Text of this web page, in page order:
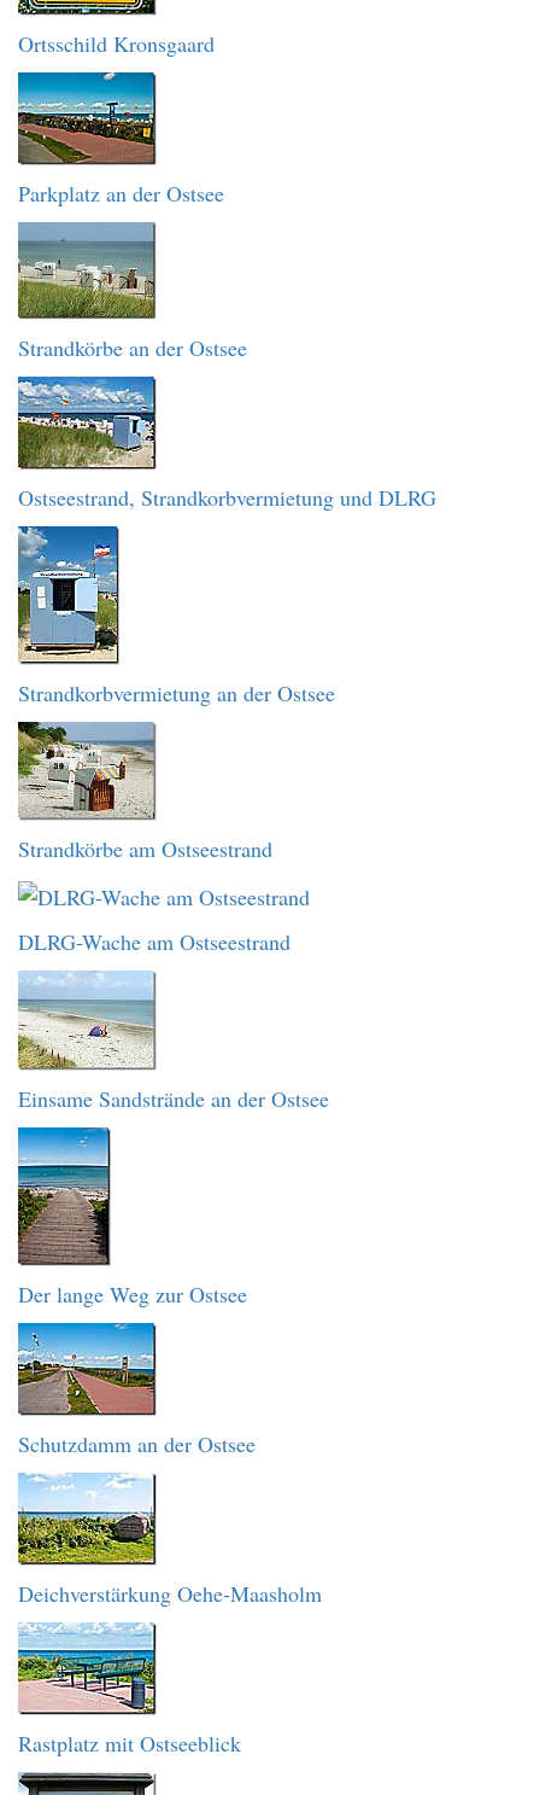
Ortsschild Kronsgaard
Parkplatz an der Ostsee
Strandkörbe an der Ostsee
Ostseestrand, Strandkorbvermietung und DLRG
Strandkorbvermietung an der Ostsee
Strandkörbe am Ostseestrand
DLRG-Wache am Ostseestrand
Einsame Sandstrände an der Ostsee
Der lange Weg zur Ostsee
Schutzdamm an der Ostsee
Deichverstärkung Oehe-Maasholm
Rastplatz mit Ostseeblick